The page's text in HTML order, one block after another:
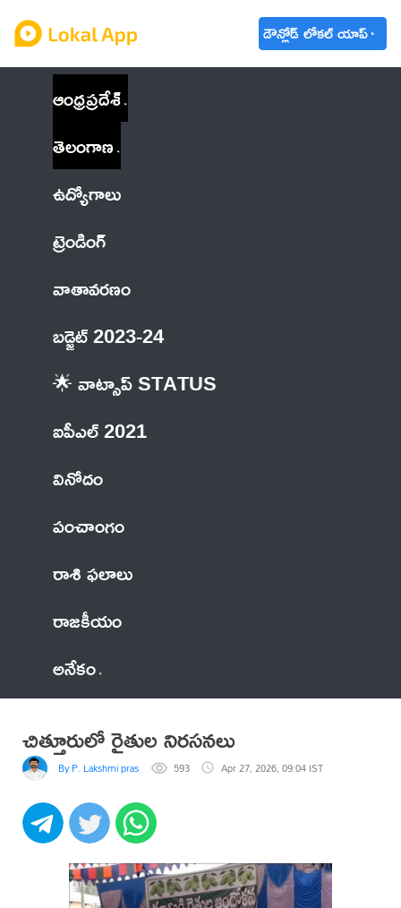
డౌన్లోడ్ లోకల్ యాప్
ఆంధ్రప్రదేశ్
తెలంగాణ
ఉద్యోగాలు
ట్రెండింగ్
వాతావరణం
బడ్జెట్ 2023-24
🌟 వాట్సాప్ STATUS
ఐపీఎల్ 2021
వినోదం
పంచాంగం
రాశి ఫలాలు
రాజకీయం
అనేకం
చిత్తూరులో రైతుల నిరసనలు
By P. Lakshmi prasad 593 Apr 27, 2026, 09:04 IST